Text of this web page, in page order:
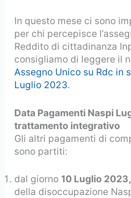
In questo mese ci sono
per chi percepisce
Reddito di cittadinanza
consigliamo di leggere il
Assegno Unico su Rdc in
Luglio 2023.
Data Pagamenti Naspi
trattamento integrativo
Gli altri pagamenti di
sono partiti:
dal giorno 10 Luglio 2023,
della disoccupazione